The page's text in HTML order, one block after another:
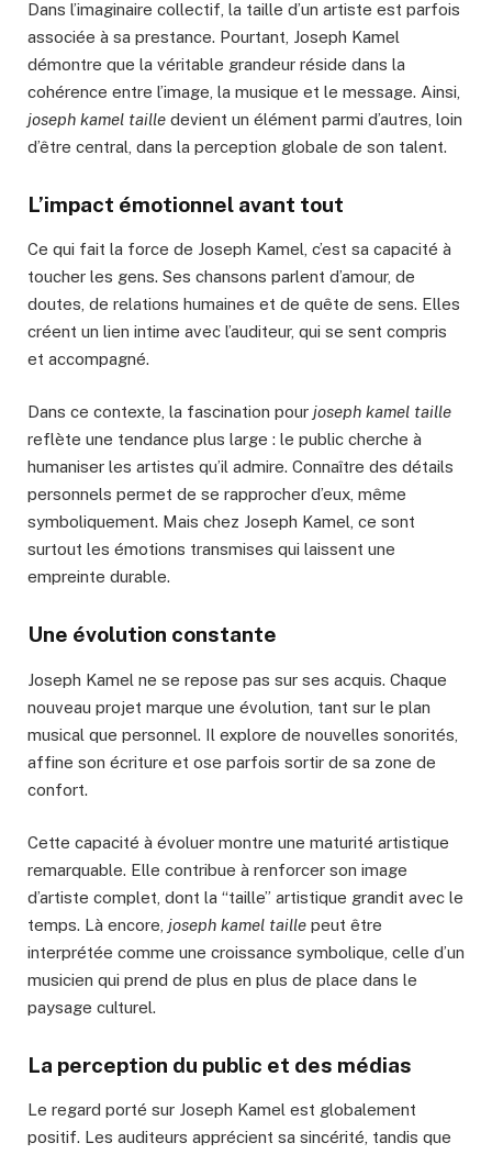
Dans l’imaginaire collectif, la taille d’un artiste est parfois
associée à sa prestance. Pourtant, Joseph Kamel
démontre que la véritable grandeur réside dans la
cohérence entre l’image, la musique et le message. Ainsi,
joseph kamel taille devient un élément parmi d’autres, loin
d’être central, dans la perception globale de son talent.
L’impact émotionnel avant tout
Ce qui fait la force de Joseph Kamel, c’est sa capacité à
toucher les gens. Ses chansons parlent d’amour, de
doutes, de relations humaines et de quête de sens. Elles
créent un lien intime avec l’auditeur, qui se sent compris
et accompagné.
Dans ce contexte, la fascination pour joseph kamel taille
reflète une tendance plus large : le public cherche à
humaniser les artistes qu’il admire. Connaître des détails
personnels permet de se rapprocher d’eux, même
symboliquement. Mais chez Joseph Kamel, ce sont
surtout les émotions transmises qui laissent une
empreinte durable.
Une évolution constante
Joseph Kamel ne se repose pas sur ses acquis. Chaque
nouveau projet marque une évolution, tant sur le plan
musical que personnel. Il explore de nouvelles sonorités,
affine son écriture et ose parfois sortir de sa zone de
confort.
Cette capacité à évoluer montre une maturité artistique
remarquable. Elle contribue à renforcer son image
d’artiste complet, dont la “taille” artistique grandit avec le
temps. Là encore, joseph kamel taille peut être
interprétée comme une croissance symbolique, celle d’un
musicien qui prend de plus en plus de place dans le
paysage culturel.
La perception du public et des médias
Le regard porté sur Joseph Kamel est globalement
positif. Les auditeurs apprécient sa sincérité, tandis que